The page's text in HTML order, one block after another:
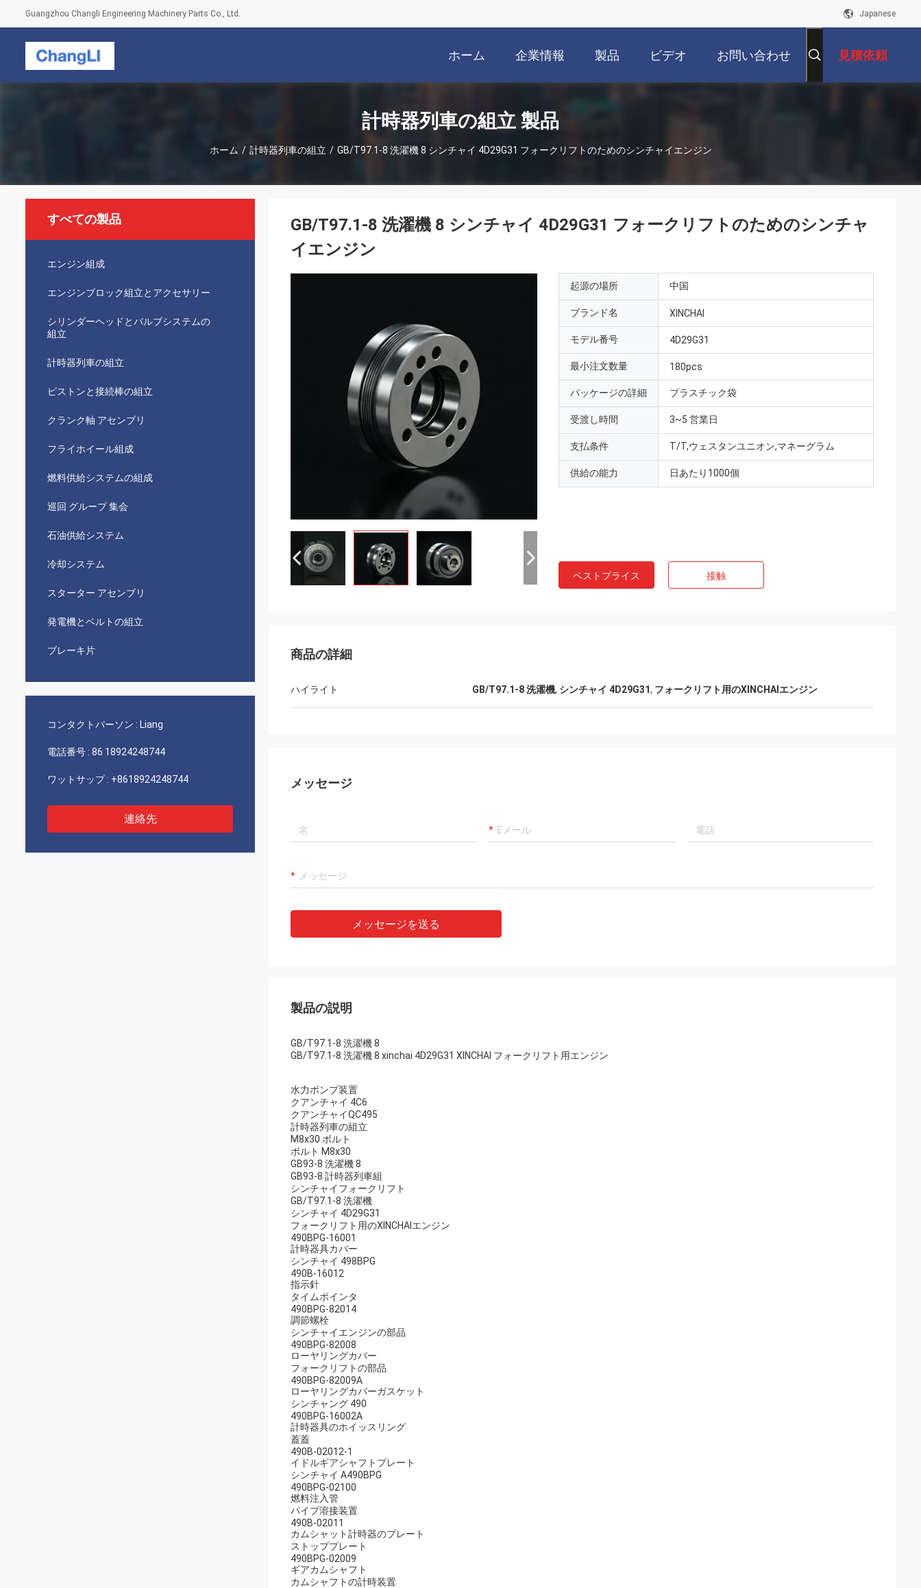
Guangzhou Changli Engineering Machinery Parts Co., Ltd. Japanese
ホーム 企業情報 製品 ビデオ お問い合わせ 見積依頼
計時器列車の組立 製品
ホーム / 計時器列車の組立 / GB/T97.1-8 洗濯機 8 シンチャイ 4D29G31 フォークリフトのためのシンチャイエンジン
すべての製品
エンジン組成
エンジンブロック組立とアクセサリー
シリンダーヘッドとバルブシステムの
組立
計時器列車の組立
ピストンと接続棒の組立
クランク軸 アセンブリ
フライホイール組成
燃料供給システムの組成
巡回 グループ 集会
石油供給システム
冷却システム
スターター アセンブリ
発電機とベルトの組立
ブレーキ片
コンタクトパーソン : Liang
電話番号 : 86 18924248744
ワットサップ : +8618924248744
連絡先
GB/T97.1-8 洗濯機 8 シンチャイ 4D29G31 フォークリフトのためのシンチャ
イエンジン
起源の場所 中国
ブランド名 XINCHAI
モデル番号 4D29G31
最小注文数量 180pcs
パッケージの詳細 プラスチック袋
受渡し時間 3~5 営業日
支払条件 T/T,ウェスタンユニオン,マネーグラム
供給の能力 日あたり1000個
ベストプライス 接触
商品の詳細
ハイライト GB/T97.1-8 洗濯機, シンチャイ 4D29G31, フォークリフト用のXINCHAIエンジン
メッセージ
メッセージを送る
製品の説明
GB/T97.1-8 洗濯機 8
GB/T97.1-8 洗濯機 8 xinchai 4D29G31 XINCHAI フォークリフト用エンジン
水力ポンプ装置
クアンチャイ 4C6
クアンチャイQC495
計時器列車の組立
M8x30 ボルト
ボルト M8x30
GB93-8 洗濯機 8
GB93-8 計時器列車組
シンチャイフォークリフト
GB/T97.1-8 洗濯機
シンチャイ 4D29G31
フォークリフト用のXINCHAIエンジン
490BPG-16001
計時器具カバー
シンチャイ 498BPG
490B-16012
指示針
タイムポインタ
490BPG-82014
調節螺栓
シンチャイエンジンの部品
490BPG-82008
ローヤリングカバー
フォークリフトの部品
490BPG-82009A
ローヤリングカバーガスケット
シンチャング 490
490BPG-16002A
計時器具のホイッスリング
蓋蓋
490B-02012-1
イドルギアシャフトプレート
シンチャイ A490BPG
490BPG-02100
燃料注入管
パイプ溶接装置
490B-02011
カムシャット計時器のプレート
ストッププレート
490BPG-02009
ギアカムシャフト
カムシャフトの計時装置